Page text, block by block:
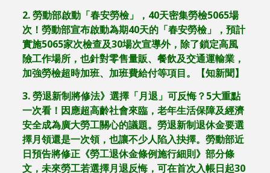
2.勞動部啟動「春安勞檢」， 40天密集勞檢5065場
次！勞動部宣布啟動為期40天的「春安勞檢」，預計
實施5065家次檢查及30場次宣導外，除了鎖定高風
險工作場所，也針對零售量販、餐飲及交通運輸業，
加強勞檢超時加班、加班費給付等項目。【知新聞】
3. 勞退新制將修法》選擇「月退」可反悔？5大重點
一次看！因應超高齡社會來臨，老年生活保障及經濟
安全成為廣大勞工關心的議題。勞退新制退休金要選
擇月領還是一次領，也讓不少人陷入抉擇。勞動部近
日預告將修正《勞工退休金條例施行細則》部分條
文，未來勞工若選擇月退反悔，可在首次入帳日起30